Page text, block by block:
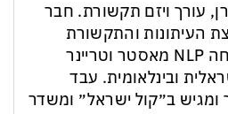
עורך ויזם תקשורת. חבר
העיתונות והתקשורת
בישראל. מנחה NLP מאסטר וטריינר
ובינלאומית. עבד
ומגיש ב״קול ישראל״ ומשדר